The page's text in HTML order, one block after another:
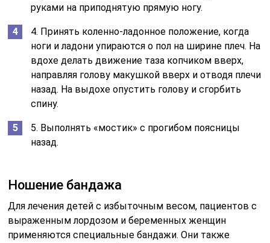
руками на приподнятую прямую ногу.
4. Принять коленно-ладонное положение, когда
ноги и ладони упираются о пол на ширине плеч. На
вдохе делать движение таза копчиком вверх,
направляя голову макушкой вверх и отводя плечи
назад. На выдохе опустить голову и сгорбить
спину.
5. Выполнять «мостик» с прогибом поясницы
назад.
Ношение бандажа
Для лечения детей с избыточным весом, пациентов с
выраженным лордозом и беременных женщин
применяются специальные бандажи. Они также